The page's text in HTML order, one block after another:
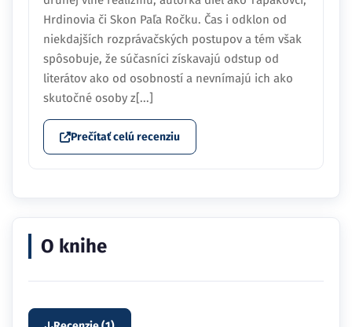
Hrdinovia či Skon Paľa Ročku. Čas i odklon od
niekdajších rozprávačských postupov a tém však
spôsobuje, že súčasníci získavajú odstup od
literátov ako od osobností a nevnímajú ich ako
skutočné osoby z[...]
Prečítať celú recenziu
O knihe